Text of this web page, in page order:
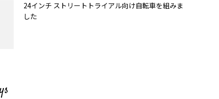
24インチ ストリートトライアル向け自転車を組みま
した